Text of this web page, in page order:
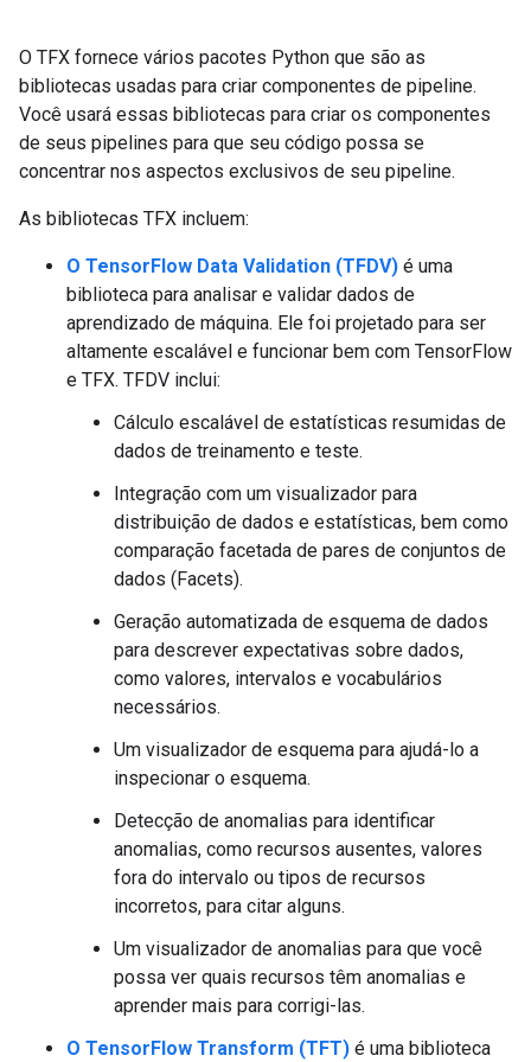
O TFX fornece vários pacotes Python que são as
bibliotecas usadas para criar componentes de pipeline.
Você usará essas bibliotecas para criar os componentes
de seus pipelines para que seu código possa se
concentrar nos aspectos exclusivos de seu pipeline.
As bibliotecas TFX incluem:
O TensorFlow Data Validation (TFDV) é uma
biblioteca para analisar e validar dados de
aprendizado de máquina. Ele foi projetado para ser
altamente escalável e funcionar bem com TensorFlow
e TFX. TFDV inclui:
Cálculo escalável de estatísticas resumidas de
dados de treinamento e teste.
Integração com um visualizador para
distribuição de dados e estatísticas, bem como
comparação facetada de pares de conjuntos de
dados (Facets).
Geração automatizada de esquema de dados
para descrever expectativas sobre dados,
como valores, intervalos e vocabulários
necessários.
Um visualizador de esquema para ajudá-lo a
inspecionar o esquema.
Detecção de anomalias para identificar
anomalias, como recursos ausentes, valores
fora do intervalo ou tipos de recursos
incorretos, para citar alguns.
Um visualizador de anomalias para que você
possa ver quais recursos têm anomalias e
aprender mais para corrigi-las.
O TensorFlow Transform (TFT) é uma biblioteca